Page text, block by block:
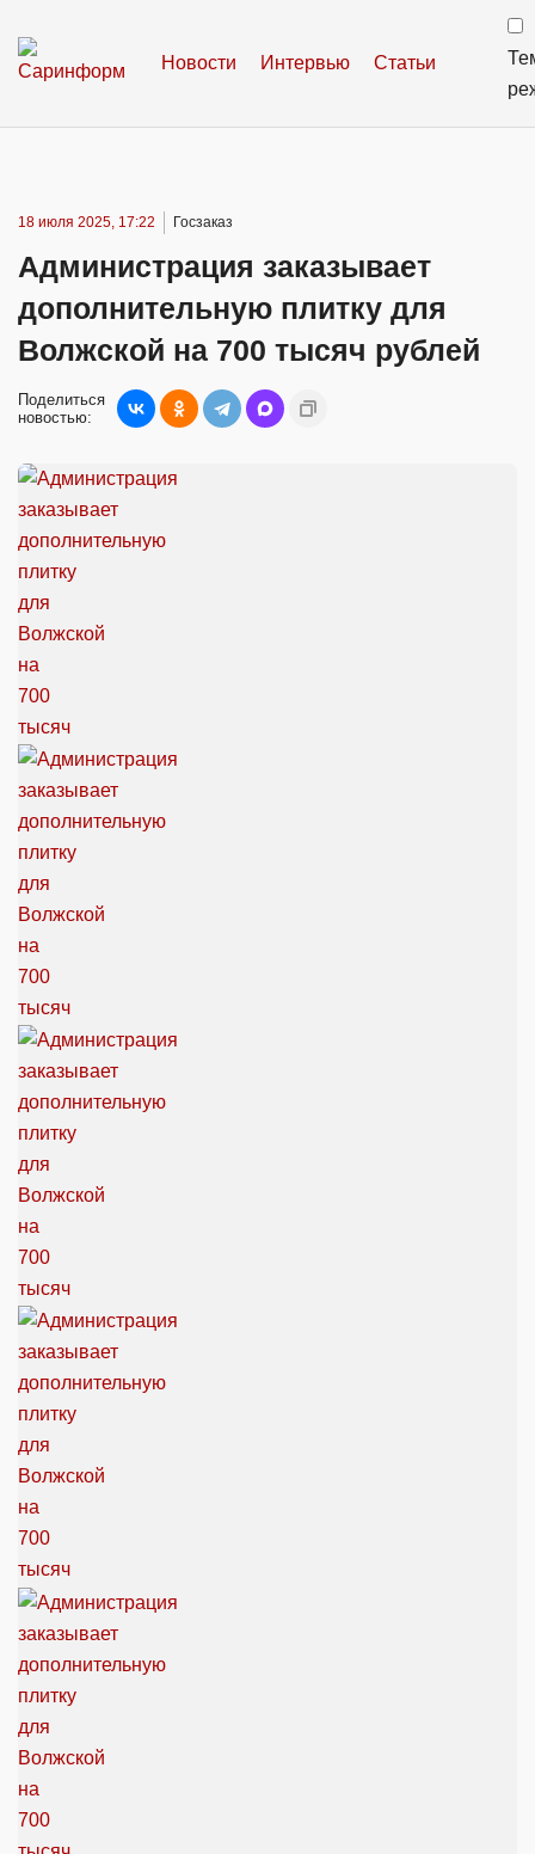
Новости Интервью Статьи
18 июля 2025, 17:22 Госзаказ
Администрация заказывает
дополнительную плитку для
Волжской на 700 тысяч рублей
Поделиться
новостью: